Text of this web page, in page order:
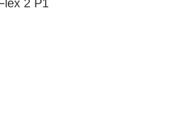
2 P1